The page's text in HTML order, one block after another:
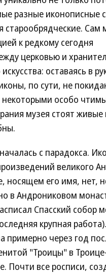
разные иконописные
Сам
к редкому сегодня
церковью и
оставаясь в
по сути, не
некоторыми особо
музея стоят живые
с парадокса.
великого
носящем его имя, нет,
в Андрониковом
Спасский собор
крупная
примерно через год
"Троицы" в
Почти все росписи,